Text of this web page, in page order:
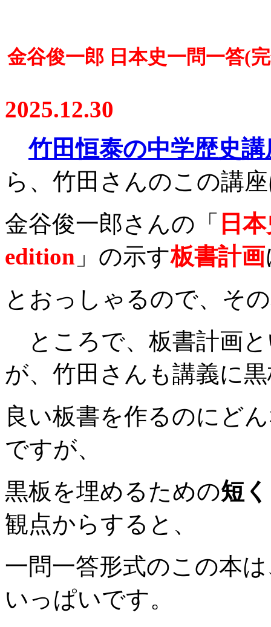
金谷俊一郎 日本史一問一答(
2025.12.30
竹田恒泰の中学歴史講
ら、竹田さんのこの講
金谷俊一郎さんの「 日
edition 」の示す板書計画
とおっしゃるので、そ
ところで、板書計画
が、竹田さんも講義に
良い板書を作るのにど
ですが、
黒板を埋めるための短
観点からすると、
一問一答形式のこの本
いっぱいです。